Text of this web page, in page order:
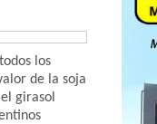
los
de la soja
girasol